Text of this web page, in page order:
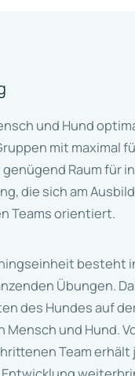
und Hund
mit maximal
Raum für
die sich am
Teams orientiert.
besteht
Übungen.
des Hundes auf
Mensch und Hund.
Team erhält